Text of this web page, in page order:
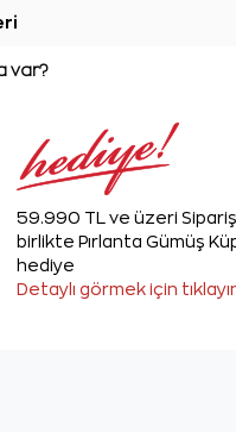
var?
59.990 TL ve üzeri
birlikte Pırlanta Gümüş
hediye
Detaylı görmek için